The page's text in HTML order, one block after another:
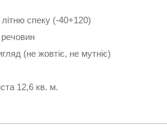
спеку (-40+120)
(не жовтіє, не мутніє)
12,6 кв. м.